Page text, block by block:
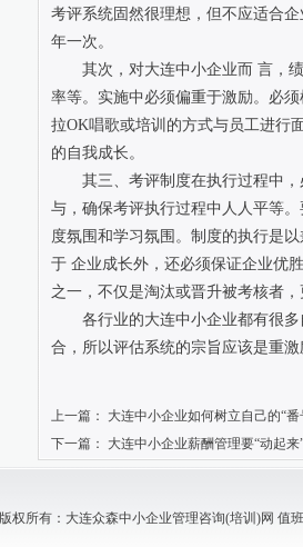
考评系统固然很理想，但不应适合
年一次。
其次，对大连中小企业而 言，
率等。实施中必须偏重于激励。必
拉OK唱歌或培训的方式与员工进行
的自我成长。
其三、考评制度在执行过程中
与，确保考评执行过程中人人平等
度氛围和学习氛围。制度的执行是
于 企业成长外，还必须保证企业优
之一，不仅是淘汰或晋升被考核者
各行业的大连中小企业都有很
合，所以评估系统的宗旨应该是重
上一篇：
大连中小企业如何树立自己的“番
下一篇：
大连中小企业薪酬管理要“动起来
版权所有：大连众森中小企业管理咨询(培训)网 值